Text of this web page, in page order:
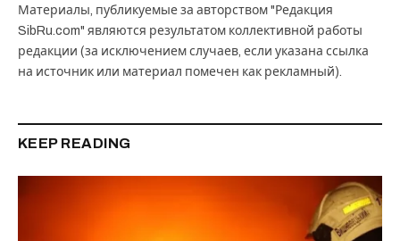
Материалы, публикуемые за авторством "Редакция
SibRu.com" являются результатом коллективной работы
редакции (за исключением случаев, если указана ссылка
на источник или материал помечен как рекламный).
KEEP READING